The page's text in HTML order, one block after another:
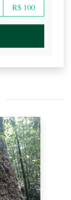
R$ 100